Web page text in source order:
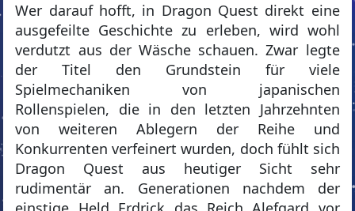
Wer darauf hofft, in Dragon Quest direkt eine
ausgefeilte Geschichte zu erleben, wird wohl
verdutzt aus der Wäsche schauen. Zwar legte
der Titel den Grundstein für viele
Spielmechaniken von japanischen
Rollenspielen, die in den letzten Jahrzehnten
von weiteren Ablegern der Reihe und
Konkurrenten verfeinert wurden, doch fühlt sich
Dragon Quest aus heutiger Sicht sehr
rudimentär an. Generationen nachdem der